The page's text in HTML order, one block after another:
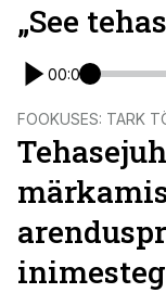
„See
00:00
FOOKUSES: TARK